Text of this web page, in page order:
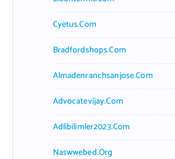
Cyetus.com
Bradfordshops.com
Almadenranchsanjose.com
Advocatevijay.com
Adlibilimler2023.com
Naswwebed.org